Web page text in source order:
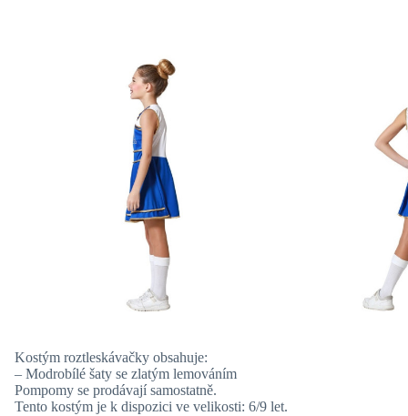
Kostým roztleskávačky obsahuje:
– Modrobílé šaty se zlatým lemováním
Pompomy se prodávají samostatně.
Tento kostým je k dispozici ve velikosti: 6/9 let.